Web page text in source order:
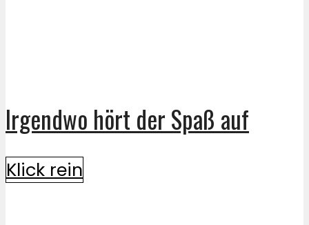
Irgendwo hört der Spaß auf
Klick rein